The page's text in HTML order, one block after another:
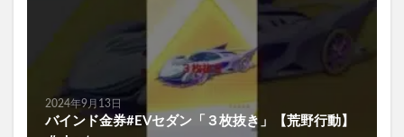
2024年9月13日
バインド金券#EVセダン「３枚抜き」【荒野行動】